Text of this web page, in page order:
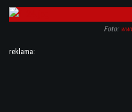
Foto:
reklama: